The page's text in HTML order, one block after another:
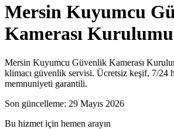
Mersin Kuyumcu
Kamerası Kurulumu
Mersin Kuyumcu Güvenlik Kamerası
klimacı güvenlik servisi. Ücretsiz keşif, 7/24
memnuniyeti garantili.
Son güncelleme: 29 Mayıs 2026
Bu hizmet için hemen arayın